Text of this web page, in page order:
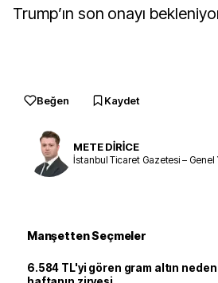
Trump’ın son onayı
Beğen Kaydet
METE DİRİCE
İstanbul Ticaret Gazetesi – Genel
Manşetten Seçmeler
6.584 TL'yi gören gram altın